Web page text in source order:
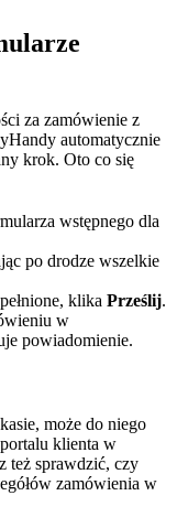
za zamówienie z
automatycznie
krok. Oto co się
wstępnego dla
po drodze wszelkie
klika Prześlij.
w
powiadomienie.
może do niego
klienta w
też sprawdzić, czy
zamówienia w